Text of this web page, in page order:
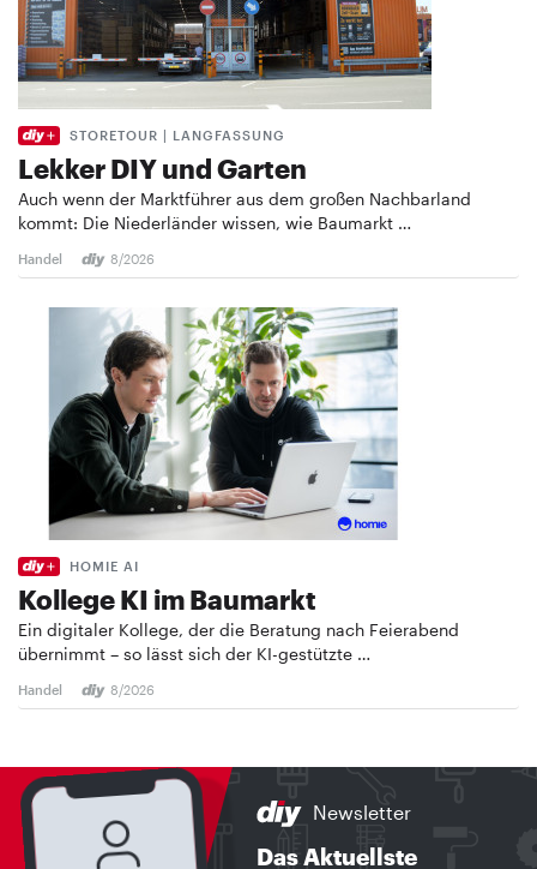
STORETOUR | LANGFASSUNG
Lekker DIY und Garten
Auch wenn der Marktführer aus dem großen Nachbarland
kommt: Die Niederländer wissen, wie Baumarkt …
Handel 8/2026
HOMIE AI
Kollege KI im Baumarkt
Ein digitaler Kollege, der die Beratung nach Feierabend
übernimmt – so lässt sich der KI-gestützte …
Handel 8/2026
Newsletter
Das Aktuellste